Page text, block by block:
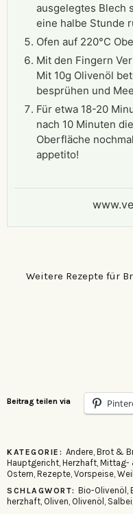
ausgelegtes Blech
eine halbe Stunde
Ofen auf 220°C
Mit den Fingern
Mit 10g Olivenöl
besprühen und
Für etwa 18-20
nach 10 Minuten
Oberfläche
appetito!
Weitere Rezepte für
Beitrag teilen via
KATEGORIE: Andere, Brot &
Hauptgericht Herzhaft Mittag-
Ostern Rezepte Vorspeise
SCHLAGWORT: Bio-Olivenöl
herzhaft Oliven Olivenöl Salbei